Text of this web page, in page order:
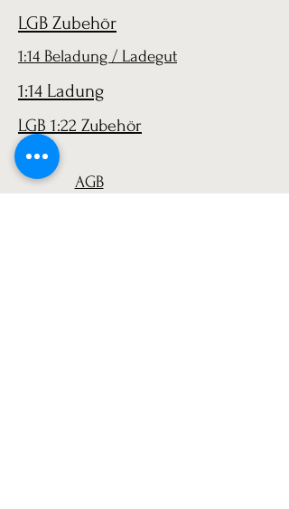
LGB Zubehör
1:14 Beladung / Ladegut
1:14 Ladung
LGB 1:22 Zubehör
AGB